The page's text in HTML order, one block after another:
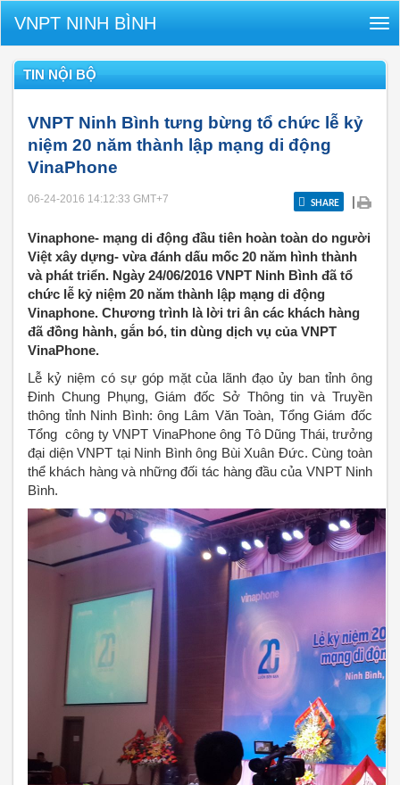
VNPT NINH BÌNH
TIN NỘI BỘ
VNPT Ninh Bình tưng bừng tổ chức lễ kỷ
niệm 20 năm thành lập mạng di động
VinaPhone
06-24-2016 14:12:33 GMT+7 SHARE |
Vinaphone- mạng di động đầu tiên hoàn toàn do người
Việt xây dựng- vừa đánh dấu mốc 20 năm hình thành
và phát triển. Ngày 24/06/2016 VNPT Ninh Bình đã tổ
chức lễ kỷ niệm 20 năm thành lập mạng di động
Vinaphone. Chương trình là lời tri ân các khách hàng
đã đồng hành, gắn bó, tin dùng dịch vụ của VNPT
VinaPhone.
Lễ kỷ niệm có sự góp mặt của lãnh đạo ủy ban tỉnh ông
Đinh Chung Phụng, Giám đốc Sở Thông tin và Truyền
thông tỉnh Ninh Bình: ông Lâm Văn Toàn, Tổng Giám đốc
Tổng công ty VNPT VinaPhone ông Tô Dũng Thái, trưởng
đại diện VNPT tại Ninh Bình ông Bùi Xuân Đức. Cùng toàn
thể khách hàng và những đối tác hàng đầu của VNPT Ninh
Bình.